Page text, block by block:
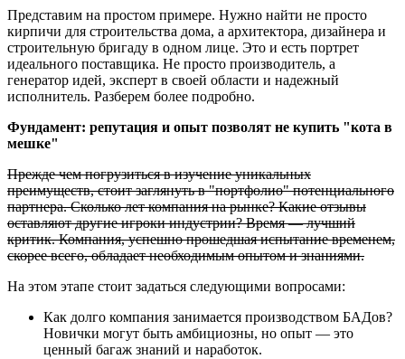
Представим на простом примере. Нужно найти не просто
кирпичи для строительства дома, а архитектора, дизайнера и
строительную бригаду в одном лице. Это и есть портрет
идеального поставщика. Не просто производитель, а
генератор идей, эксперт в своей области и надежный
исполнитель. Разберем более подробно.
Фундамент: репутация и опыт позволят не купить "кота в
мешке"
Прежде чем погрузиться в изучение уникальных
преимуществ, стоит заглянуть в "портфолио" потенциального
партнера. Сколько лет компания на рынке? Какие отзывы
оставляют другие игроки индустрии? Время — лучший
критик. Компания, успешно прошедшая испытание временем,
скорее всего, обладает необходимым опытом и знаниями.
На этом этапе стоит задаться следующими вопросами:
Как долго компания занимается производством БАДов?
Новички могут быть амбициозны, но опыт — это
ценный багаж знаний и наработок.